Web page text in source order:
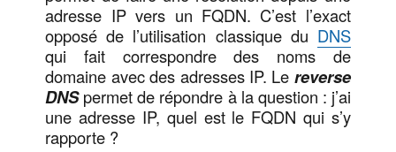
adresse IP vers un FQDN. C’est l’exact
opposé de l’utilisation classique du DNS
qui fait correspondre des noms de
domaine avec des adresses IP. Le reverse
DNSpermet de répondre à la question : j’ai
une adresse IP, quel est le FQDN qui s’y
rapporte ?